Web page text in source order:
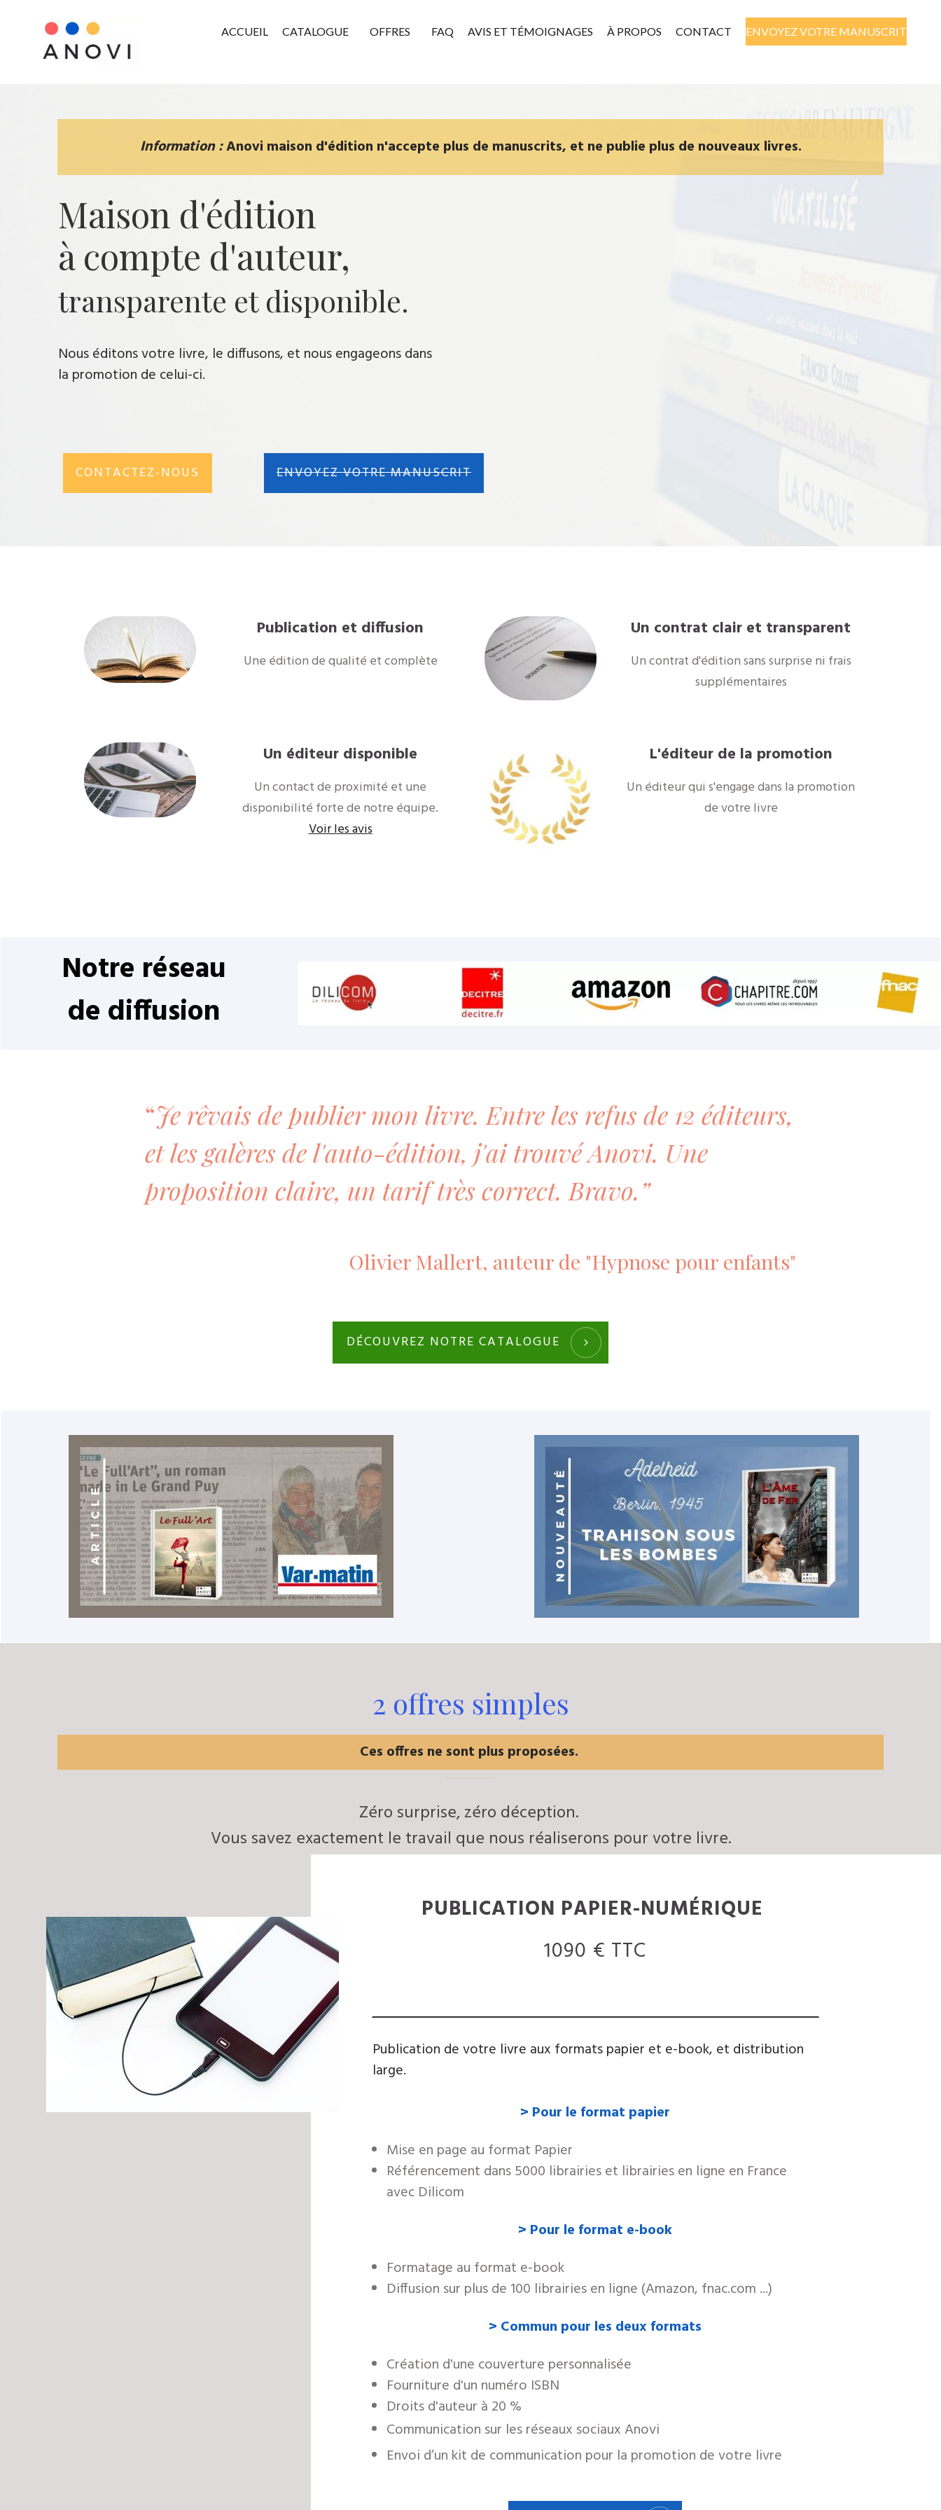
ACCUEIL CATALOGUE OFFRES FAQ AVIS ET TÉMOIGNAGES À PROPOS CONTACT ENVOYEZ VOTRE MANUSCRIT
Information :Anovi maison d'édition n'accepte plus de manuscrits, et ne publie plus de nouveaux livres.
Maison d'édition
à compte d'auteur,
transparente et disponible.
Nous éditons votre livre, le diffusons, et nous engageons dans
la promotion de celui-ci.
CONTACTEZ-NOUS ENVOYEZ VOTRE MANUSCRIT
Publication et diffusion
Une édition de qualité et complète
Un contrat clair et transparent
Un contrat d'édition sans surprise ni frais
supplémentaires
Un éditeur disponible
Un contact de proximité et une
disponibilité forte de notre équipe.
Voir les avis
L'éditeur de la promotion
Un éditeur qui s'engage dans la promotion
de votre livre
Notre réseau
de diffusion
“Je rêvais de publier mon livre. Entre les refus de 12 éditeurs,
et les galères de l'auto-édition, j'ai trouvé Anovi. Une
proposition claire, un tarif très correct. Bravo.”
Olivier Mallert, auteur de "Hypnose pour enfants"
DÉCOUVREZ NOTRE CATALOGUE
2 offres simples
Ces offres ne sont plus proposées.
Zéro surprise, zéro déception.
Vous savez exactement le travail que nous réaliserons pour votre livre.
PUBLICATION PAPIER-NUMÉRIQUE
1090 € TTC
Publication de votre livre aux formats papier et e-book, et distribution
large.
> Pour le format papier
Mise en page au format Papier
Référencement dans 5000 librairies et librairies en ligne en France
avec Dilicom
> Pour le format e-book
Formatage au format e-book
Diffusion sur plus de 100 librairies en ligne (Amazon, fnac.com ...)
> Commun pour les deux formats
Création d'une couverture personnalisée
Fourniture d'un numéro ISBN
Droits d'auteur à 20 %
Communication sur les réseaux sociaux Anovi
Envoi d’un kit de communication pour la promotion de votre livre